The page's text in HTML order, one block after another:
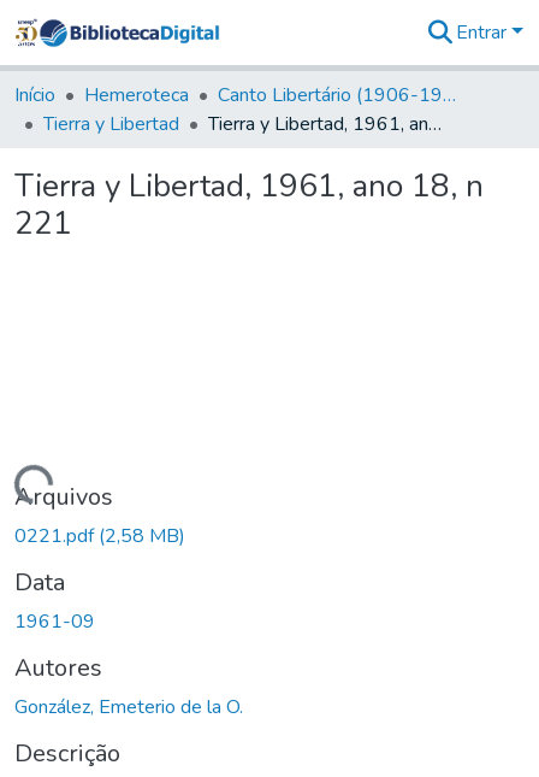
&
Coleções
Tudo na
Digital
Entrar
Início Hemeroteca
Canto Libertário (1906-1995)
Tierra y Libertad
Tierra y Libertad, 1961, ano 18, n 221
Tierra y Libertad, 1961, ano 18, n
221
Arquivos
0221.pdf(2,58 MB)
Data
1961-09
Autores
González, Emeterio de la O.
Descrição